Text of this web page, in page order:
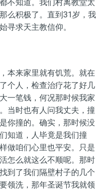
不知道。我们村离教堂太
么积极了。直到31岁，我
寻求天主教信仰。
本来家里就有饥荒。就在
个人，检查治疗花了好几
一笔钱，何况那时候我家
当时也有人问我丈夫，撞
你撞的。确实，那时候没
知道，人毕竟是我们撞
做咱们心里也平安。只是
怎么就这么不顺呢。那时
到了我们隔壁村子的几个
领洗，那年圣诞节我就领